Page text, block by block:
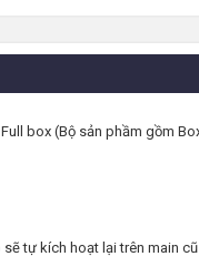
box (Bộ sản phầm gồm
tự kích hoạt lại trên main cũ